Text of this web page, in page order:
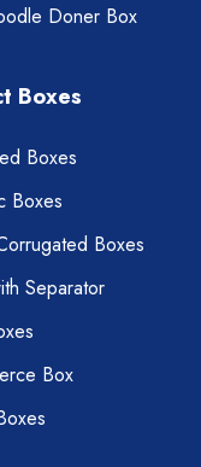
Doner Box
Boxes
Boxes
Boxes
Boxes
Separator
Box